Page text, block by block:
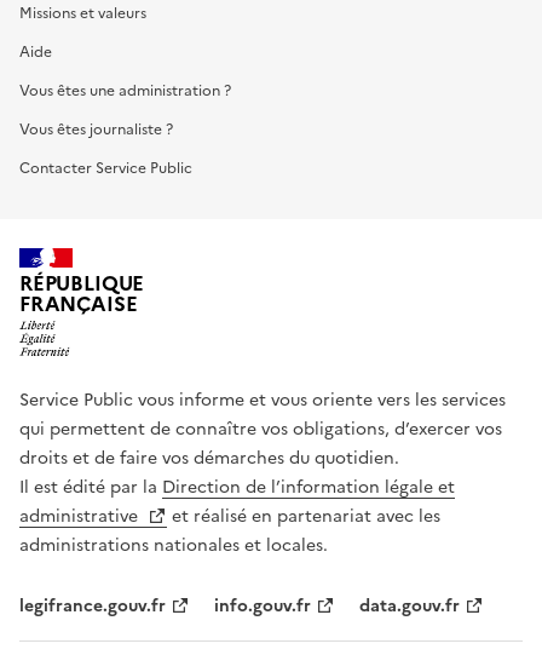
Missions et valeurs
Aide
Vous êtes une administration ?
Vous êtes journaliste ?
Contacter Service Public
RÉPUBLIQUE
FRANÇAISE
Service Public vous informe et vous oriente vers les services
qui permettent de connaître vos obligations, d’exercer vos
droits et de faire vos démarches du quotidien.
Il est édité par la Direction de l’information légale et
administrative
et réalisé en partenariat avec les
administrations nationales et locales.
legifrance.gouv.fr info.gouv.fr data.gouv.fr